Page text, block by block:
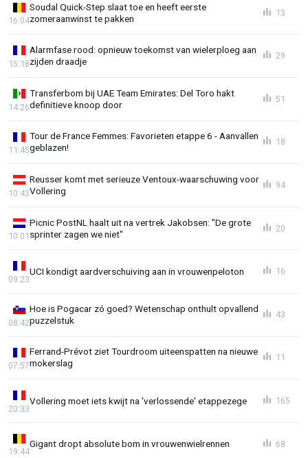
Soudal Quick-Step slaat toe en heeft eerste
zomeraanwinst te pakken
16:04
13
Alarmfase rood: opnieuw toekomst van wielerploeg aan
zijden draadje
15:18
29
Transferbom bij UAE Team Emirates: Del Toro hakt
definitieve knoop door
14:26
51
Tour de France Femmes: Favorieten etappe 6 - Aanvallen
geblazen!
11:45
18
Reusser komt met serieuze Ventoux-waarschuwing voor
Vollering
10:43
94
Picnic PostNL haalt uit na vertrek Jakobsen: "De grote
sprinter zagen we niet"
10:01
20
UCI kondigt aardverschuiving aan in vrouwenpeloton
09:23
16
Hoe is Pogacar zó goed? Wetenschap onthult opvallend
puzzelstuk
08:42
43
Ferrand-Prévot ziet Tourdroom uiteenspatten na nieuwe
mokerslag
07:57
11
Vollering moet iets kwijt na 'verlossende' etappezege
20:33
165
Gigant dropt absolute bom in vrouwenwielrennen
19:44
68